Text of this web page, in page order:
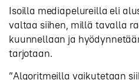
Isoilla mediapelureilla eli
valtaa siihen, millä tavalla
kuunnellaan ja
tarjotaan.
”Algoritmeilla vaikutetaan